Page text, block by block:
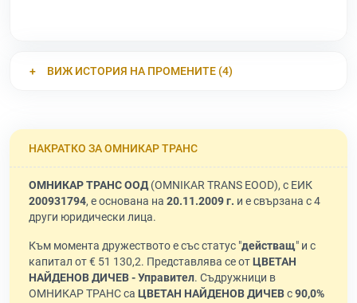
ВИЖ ИСТОРИЯ НА ПРОМЕНИТЕ (4)
НАКРАТКО ЗА ОМНИКАР ТРАНС
ОМНИКАР ТРАНС ООД(OMNIKAR TRANS EOOD), с ЕИК
200931794, е основана на 20.11.2009 г. и е свързана с 4
други юридически лица.
Към момента дружеството е със статус "действащ" и с
капитал от € 51 130,2. Представлява се отЦВЕТАН
НАЙДЕНОВ ДИЧЕВ - Управител. Съдружници в
ОМНИКАР ТРАНС са ЦВЕТАН НАЙДЕНОВ ДИЧЕВс90,0%